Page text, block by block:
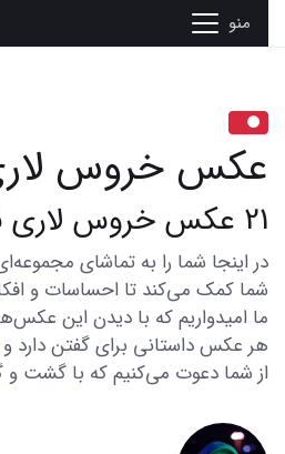
منو
عکس خروس لاری
21 عکس خروس لاری نژاد افغان زیباترین لحظه‌ها را به تصویر می‌کشد
شما کمک می‌کند تا احساسات و
ما امیدواریم که با دیدن این
هر عکس داستانی برای گفتن دارد و
از شما دعوت می‌کنیم که با گشت و